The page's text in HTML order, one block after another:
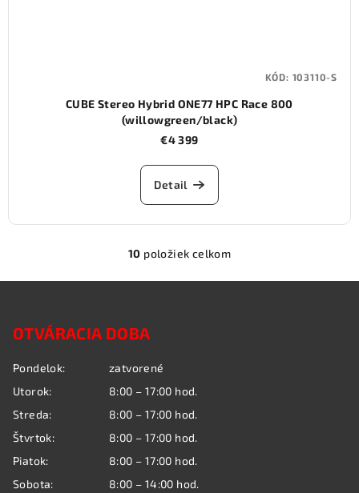
CUBE Stereo Hybrid ONE77 HPC Race 800
(willowgreen/black)
€4 399
Detail
KÓD: 103110-S
O
v
i
e
r
v
k
10 položiek celkom
OTVÁRACIA DOBA
Pondelok:
zatvorené
Utorok:
8:00 – 17:00 hod.
Streda:
8:00 – 17:00 hod.
Štvrtok:
8:00 – 17:00 hod.
Piatok:
8:00 – 17:00 hod.
Sobota:
8:00 – 14:00 hod.